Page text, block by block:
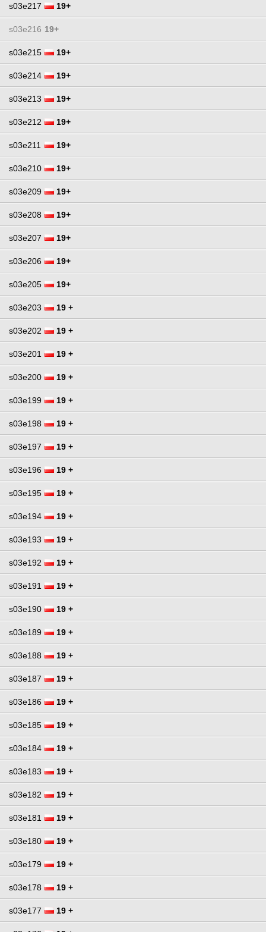
s03e217 19+
s03e216 19+
s03e215 19+
s03e214 19+
s03e213 19+
s03e212 19+
s03e211 19+
s03e210 19+
s03e209 19+
s03e208 19+
s03e207 19+
s03e206 19+
s03e205 19+
s03e203 19 +
s03e202 19 +
s03e201 19 +
s03e200 19 +
s03e199 19 +
s03e198 19 +
s03e197 19 +
s03e196 19 +
s03e195 19 +
s03e194 19 +
s03e193 19 +
s03e192 19 +
s03e191 19 +
s03e190 19 +
s03e189 19 +
s03e188 19 +
s03e187 19 +
s03e186 19 +
s03e185 19 +
s03e184 19 +
s03e183 19 +
s03e182 19 +
s03e181 19 +
s03e180 19 +
s03e179 19 +
s03e178 19 +
s03e177 19 +